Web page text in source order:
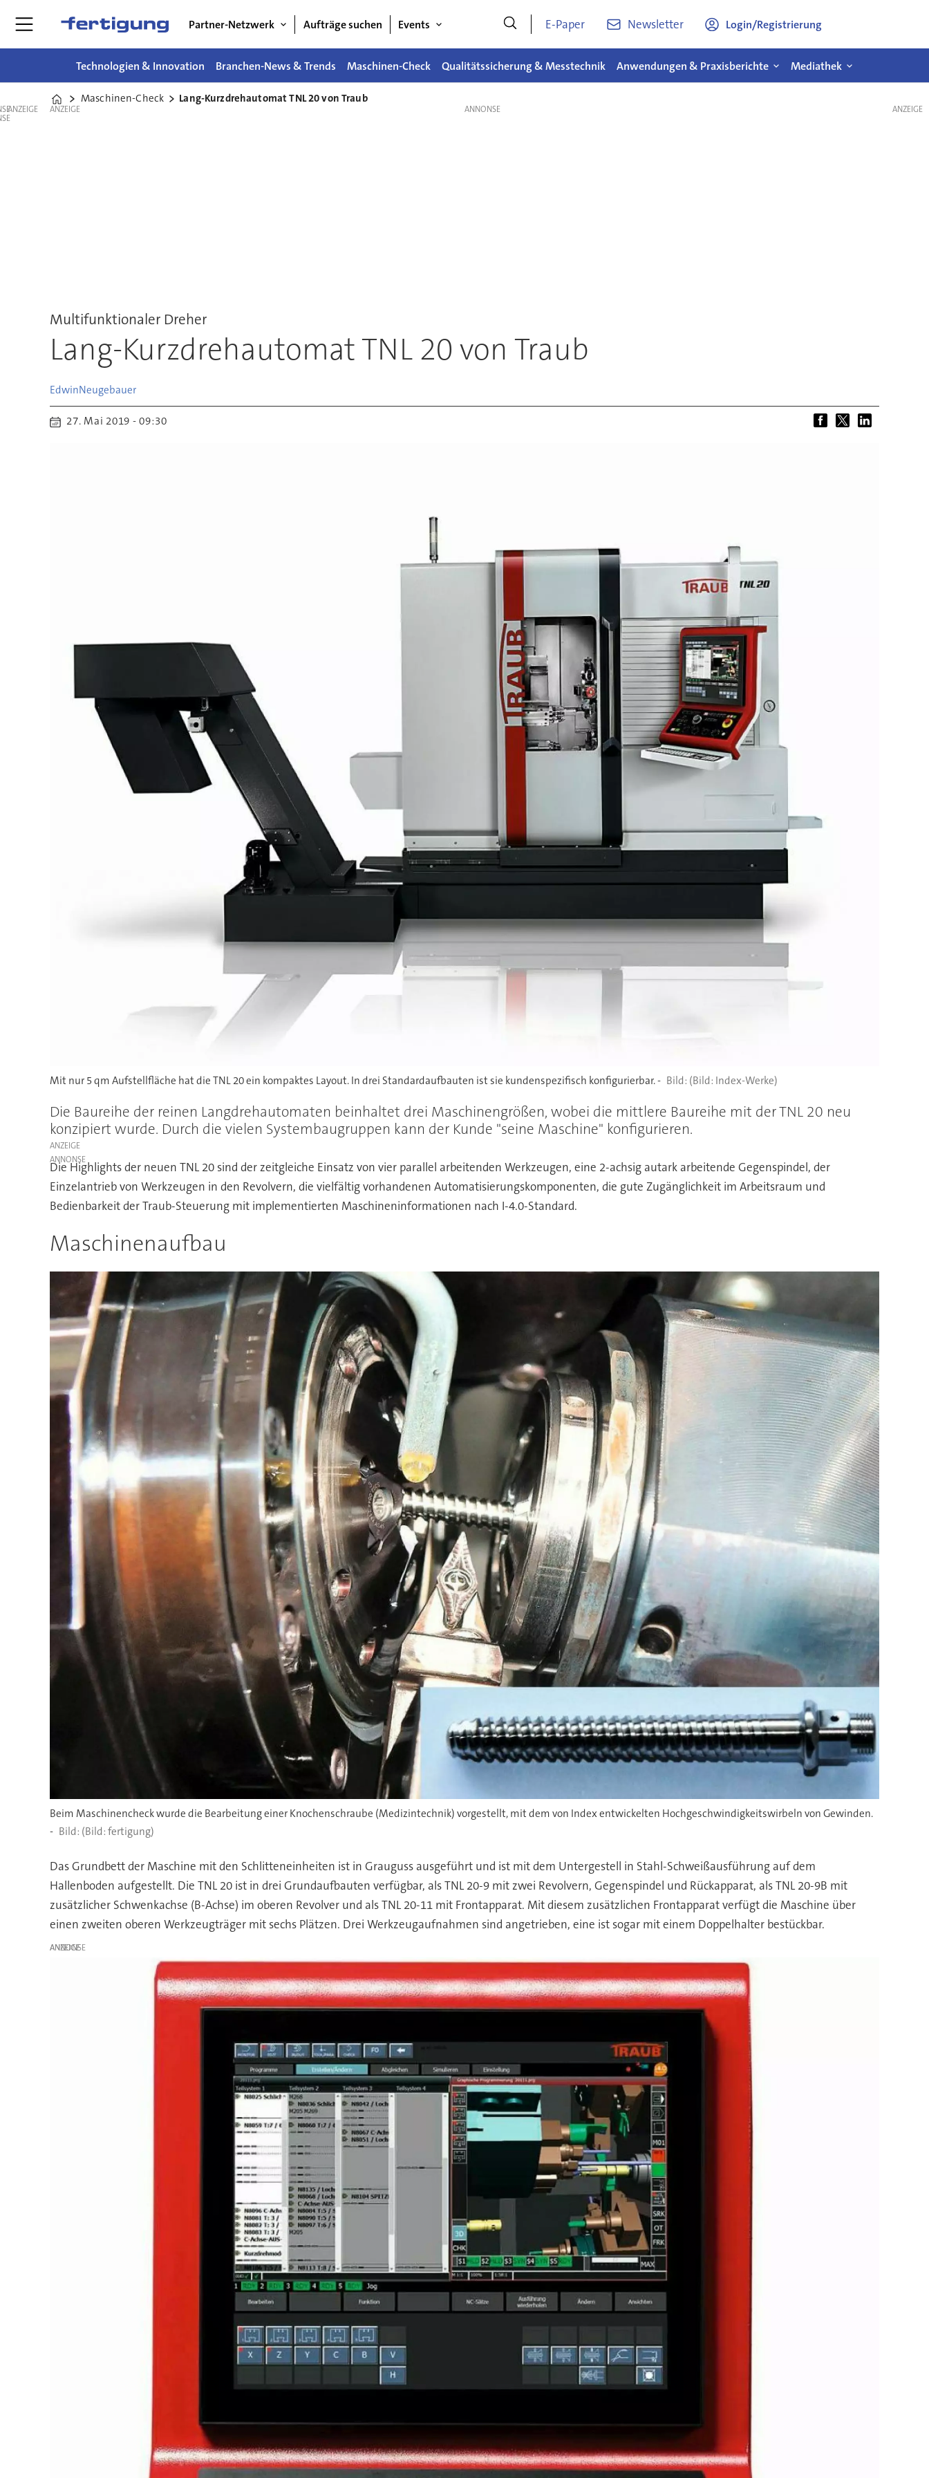
Partner-Netzwerk Aufträge suchen Events E-Paper Newsletter Login/Registrierung
Technologien & Innovation Branchen-News & Trends Maschinen-Check Qualitätssicherung & Messtechnik Anwendungen & Praxisberichte Mediathek
Home
Maschinen-Check Lang-Kurzdrehautomat TNL 20 von Traub
ANZEIGE ANZEIGE
Multifunktionaler Dreher
Lang-Kurzdrehautomat TNL 20 von Traub
EdwinNeugebauer
27. Mai 2019 - 09:30
Mit nur 5 qm Aufstellfläche hat die TNL 20 ein kompaktes Layout. In drei Standardaufbauten ist sie kundenspezifisch konfigurierbar. - (Bild: Index-Werke)
Die Baureihe der reinen Langdrehautomaten beinhaltet drei Maschinengrößen, wobei die mittlere Baureihe mit der TNL 20 neu
konzipiert wurde. Durch die vielen Systembaugruppen kann der Kunde "seine Maschine" konfigurieren.
ANZEIGE
Die Highlights der neuen TNL 20 sind der zeitgleiche Einsatz von vier parallel arbeitenden Werkzeugen, eine 2-achsig autark arbeitende Gegenspindel, der
Einzelantrieb von Werkzeugen in den Revolvern, die vielfältig vorhandenen Automatisierungskomponenten, die gute Zugänglichkeit im Arbeitsraum und
Bedienbarkeit der Traub-Steuerung mit implementierten Maschineninformationen nach I-4.0-Standard.
Maschinenaufbau
Beim Maschinencheck wurde die Bearbeitung einer Knochenschraube (Medizintechnik) vorgestellt, mit dem von Index entwickelten Hochgeschwindigkeitswirbeln von Gewinden.
-
(Bild: fertigung)
Das Grundbett der Maschine mit den Schlitteneinheiten ist in Grauguss ausgeführt und ist mit dem Untergestell in Stahl-Schweißausführung auf dem
Hallenboden aufgestellt. Die TNL 20 ist in drei Grundaufbauten verfügbar, als TNL 20-9 mit zwei Revolvern, Gegenspindel und Rückapparat, als TNL 20-9B mit
zusätzlicher Schwenkachse (B-Achse) im oberen Revolver und als TNL 20-11 mit Frontapparat. Mit diesem zusätzlichen Frontapparat verfügt die Maschine über
einen zweiten oberen Werkzeugträger mit sechs Plätzen. Drei Werkzeugaufnahmen sind angetrieben, eine ist sogar mit einem Doppelhalter bestückbar.
ANZEIGE
ANZEIGE